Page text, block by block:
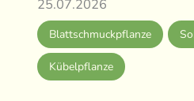
25.07.2026
Blattschmuckpflanze
Kübelpflanze